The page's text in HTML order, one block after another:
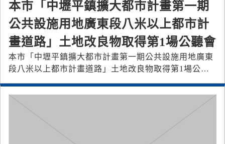
本市「中壢平鎮擴大都市計畫第一期
公共設施用地廣東段八米以上都市計
畫道路」土地改良物取得第1場公聽會
本市「中壢平鎮擴大都市計畫第一期公共設施用地廣東
段八米以上都市計畫道路」土地改良物取得第1場公聽